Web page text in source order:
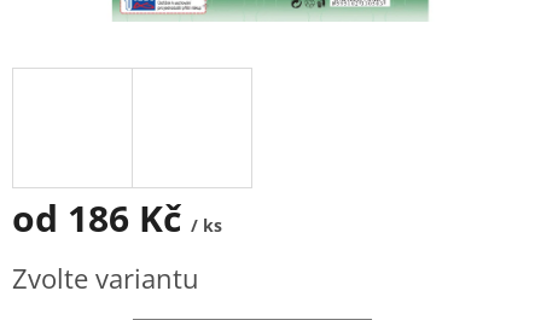
od 186 Kč / ks
cena:
Zvolte variantu